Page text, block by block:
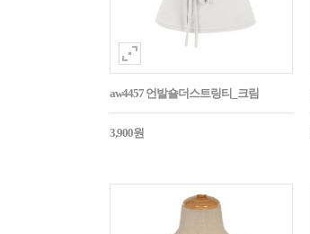
aw4457 언발숄더스트링티_크림
3,900원